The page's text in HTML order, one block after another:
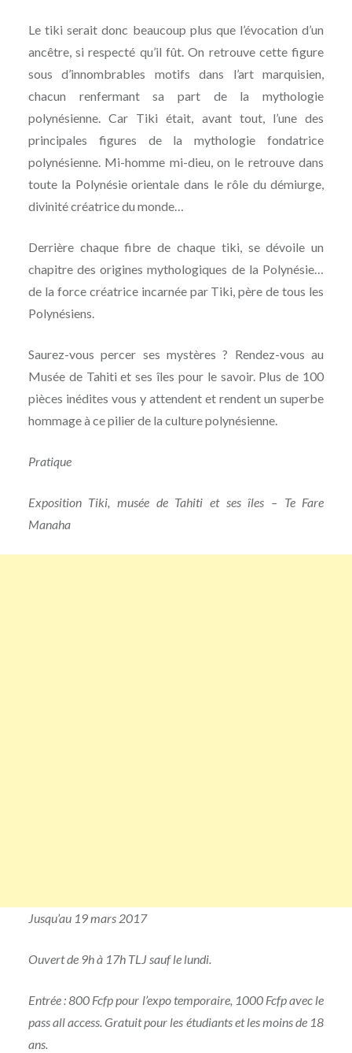
Le tiki serait donc beaucoup plus que l’évocation d’un
ancêtre, si respecté qu’il fût. On retrouve cette figure
sous d’innombrables motifs dans l’art marquisien,
chacun renfermant sa part de la mythologie
polynésienne. Car Tiki était, avant tout, l’une des
principales figures de la mythologie fondatrice
polynésienne. Mi-homme mi-dieu, on le retrouve dans
toute la Polynésie orientale dans le rôle du démiurge,
divinité créatrice du monde…
Derrière chaque fibre de chaque tiki, se dévoile un
chapitre des origines mythologiques de la Polynésie…
de la force créatrice incarnée par Tiki, père de tous les
Polynésiens.
Saurez-vous percer ses mystères ? Rendez-vous au
Musée de Tahiti et ses îles pour le savoir. Plus de 100
pièces inédites vous y attendent et rendent un superbe
hommage à ce pilier de la culture polynésienne.
Pratique
Exposition Tiki, musée de Tahiti et ses îles – Te Fare
Manaha
Jusqu’au 19 mars 2017
Ouvert de 9h à 17h TLJ sauf le lundi.
Entrée : 800 Fcfp pour l’expo temporaire, 1000 Fcfp avec le
pass all access. Gratuit pour les étudiants et les moins de 18
ans.